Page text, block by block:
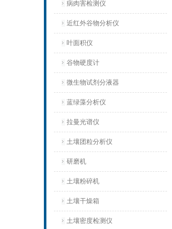
病肉害检测仪
近红外谷物分析仪
叶面积仪
谷物硬度计
微生物试剂分液器
蓝绿藻分析仪
拉曼光谱仪
土壤团粒分析仪
研磨机
土壤粉碎机
土壤干燥箱
土壤密度检测仪